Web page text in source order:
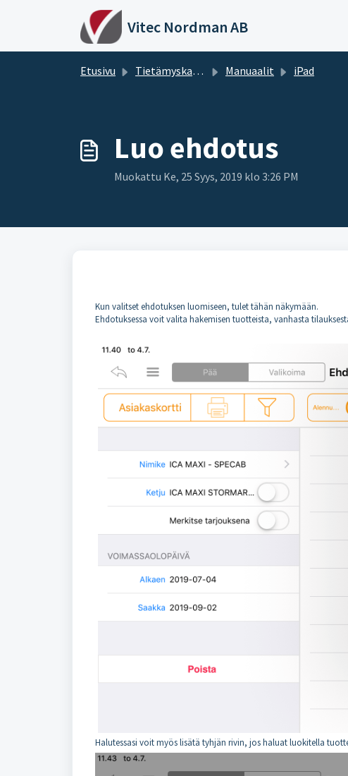
Siirry pääsisältöön
Vitec Nordman AB
Etusivu Tietämyskanta Manuaalit iPad
Luo ehdotus
Muokattu Ke, 25 Syys, 2019 klo 3:26 PM
Kun valitset ehdotuksen luomiseen, tulet tähän näkymään.
Ehdotuksessa voit valita hakemisen tuotteista, vanhasta
Halutessasi voit myös lisätä tyhjän rivin, jos haluat luokitella